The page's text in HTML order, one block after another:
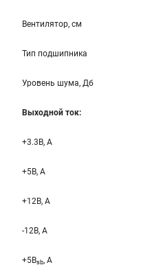
Вентилятор, см
Тип подшипника
Уровень шума, Дб
Выходной ток:
+3.3B, А
+5B, А
+12B, A
-12B, A
+5Bsb, A